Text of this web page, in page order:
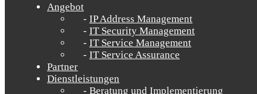
Angebot
IP Address Management
IT Security Management
IT Service Management
IT Service Assurance
Partner
Dienstleistungen
Beratung und Implementierung